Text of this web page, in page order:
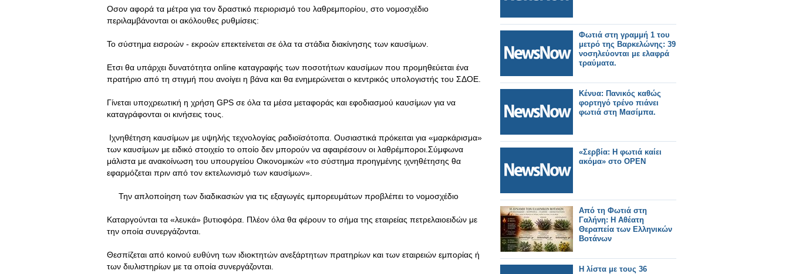
Οσον αφορά τα μέτρα για τον δραστικό περιορισμό του λαθρεμπορίου, στο νομοσχέδιο
περιλαμβάνονται οι ακόλουθες ρυθμίσεις:
Το σύστημα εισροών - εκροών επεκτείνεται σε όλα τα στάδια διακίνησης των καυσίμων.
Ετσι θα υπάρχει δυνατότητα online καταγραφής των ποσοτήτων καυσίμων που προμηθεύεται ένα
πρατήριο από τη στιγμή που ανοίγει η βάνα και θα ενημερώνεται ο κεντρικός υπολογιστής του ΣΔΟΕ.
Γίνεται υποχρεωτική η χρήση GPS σε όλα τα μέσα μεταφοράς και εφοδιασμού καυσίμων για να
καταγράφονται οι κινήσεις τους.
Ιχνηθέτηση καυσίμων με υψηλής τεχνολογίας ραδιοϊσότοπα. Ουσιαστικά πρόκειται για «μαρκάρισμα»
των καυσίμων με ειδικό στοιχείο το οποίο δεν μπορούν να αφαιρέσουν οι λαθρέμποροι.Σύμφωνα
μάλιστα με ανακοίνωση του υπουργείου Οικονομικών «το σύστημα προηγμένης ιχνηθέτησης θα
εφαρμόζεται πριν από τον εκτελωνισμό των καυσίμων».
Την απλοποίηση των διαδικασιών για τις εξαγωγές εμπορευμάτων προβλέπει το νομοσχέδιο
Καταργούνται τα «λευκά» βυτιοφόρα. Πλέον όλα θα φέρουν το σήμα της εταιρείας πετρελαιοειδών με
την οποία συνεργάζονται.
Θεσπίζεται από κοινού ευθύνη των ιδιοκτητών ανεξάρτητων πρατηρίων και των εταιρειών εμπορίας ή
των διυλιστηρίων με τα οποία συνεργάζονται.
Φωτιά στη γραμμή 1 του
μετρό της Βαρκελώνης: 39
νοσηλεύονται με ελαφρά
τραύματα.
Κένυα: Πανικός καθώς
φορτηγό τρένο πιάνει
φωτιά στη Μασίμπα.
«Σερβία: Η φωτιά καίει
ακόμα» στο OPEN
Από τη Φωτιά στη
Γαλήνη: Η Αθέατη
Θεραπεία των Ελληνικών
Βοτάνων
Η λίστα με τους 36